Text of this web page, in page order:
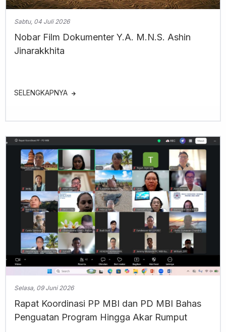
Sabtu, 04 Juli 2026
Nobar Film Dokumenter Y.A. M.N.S. Ashin
Jinarakkhita
SELENGKAPNYA
Selasa, 09 Juni 2026
Rapat Koordinasi PP MBI dan PD MBI Bahas
Penguatan Program Hingga Akar Rumput